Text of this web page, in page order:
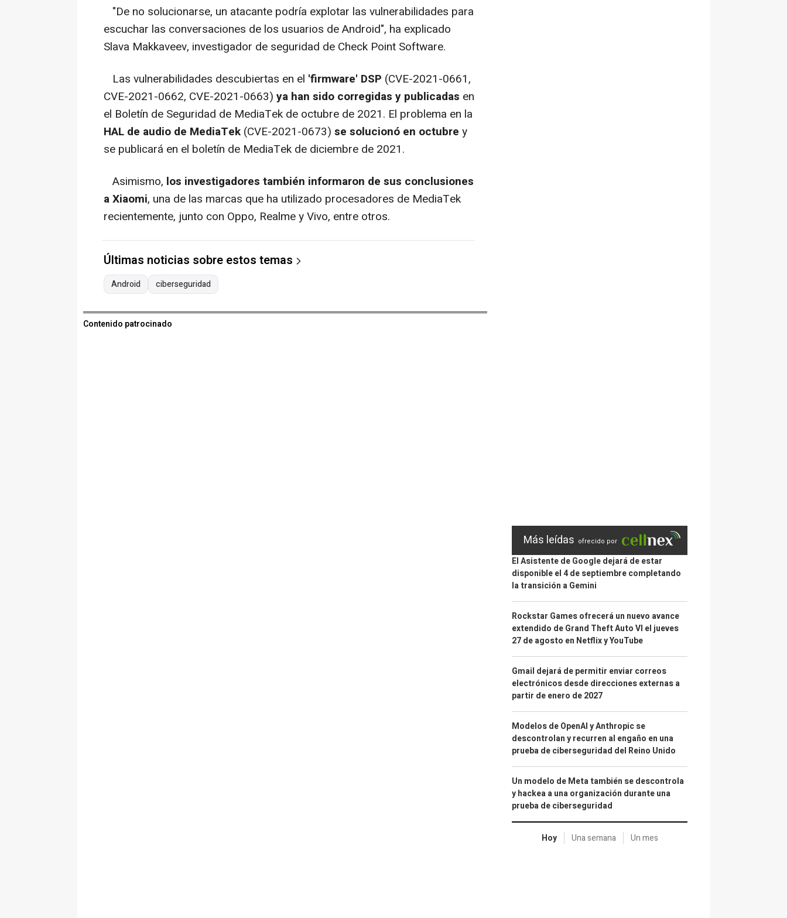
"De no solucionarse, un atacante podría explotar las vulnerabilidades para
escuchar las conversaciones de los usuarios de Android", ha explicado
Slava Makkaveev, investigador de seguridad de Check Point Software.
Las vulnerabilidades descubiertas en el 'firmware' DSP (CVE-2021-0661,
CVE-2021-0662, CVE-2021-0663) ya han sido corregidas y publicadas en
el Boletín de Seguridad de MediaTek de octubre de 2021. El problema en la
HAL de audio de MediaTek (CVE-2021-0673) se solucionó en octubre y
se publicará en el boletín de MediaTek de diciembre de 2021.
Asimismo, los investigadores también informaron de sus conclusiones
a Xiaomi, una de las marcas que ha utilizado procesadores de MediaTek
recientemente, junto con Oppo, Realme y Vivo, entre otros.
Últimas noticias sobre estos temas
Android ciberseguridad
Contenido patrocinado
Más leídas ofrecido por
El Asistente de Google dejará de estar
disponible el 4 de septiembre completando
la transición a Gemini
Rockstar Games ofrecerá un nuevo avance
extendido de Grand Theft Auto VI el jueves
27 de agosto en Netflix y YouTube
Gmail dejará de permitir enviar correos
electrónicos desde direcciones externas a
partir de enero de 2027
Modelos de OpenAI y Anthropic se
descontrolan y recurren al engaño en una
prueba de ciberseguridad del Reino Unido
Un modelo de Meta también se descontrola
y hackea a una organización durante una
prueba de ciberseguridad
Hoy Una semana Un mes